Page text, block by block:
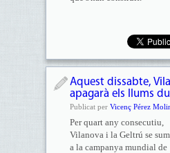
Aquest dissabte,
apagarà els llums
Publicat per Vicenç Pérez
Per quart any consecutiu,
Vilanova i la Geltrú se
a la campanya mundial de